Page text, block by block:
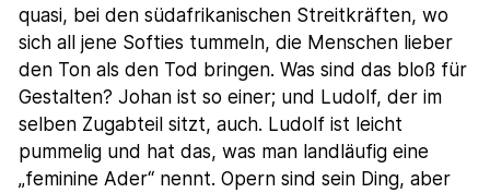
quasi, bei den südafrikanischen Streitkräften, wo
sich all jene Softies tummeln, die Menschen lieber
den Ton als den Tod bringen. Was sind das bloß für
Gestalten? Johan ist so einer; und Ludolf, der im
selben Zugabteil sitzt, auch. Ludolf ist leicht
pummelig und hat das, was man landläufig eine
„feminine Ader“ nennt. Opern sind sein Ding, aber